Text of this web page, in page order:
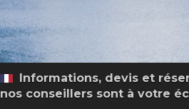
Informations, devis et
nos conseillers sont à votre